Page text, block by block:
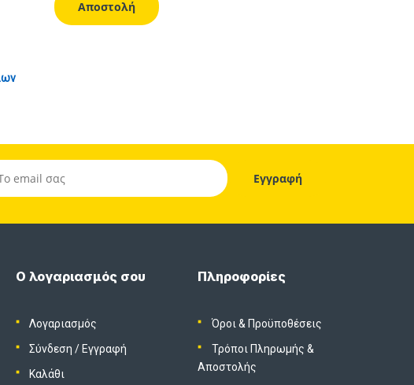
Ο λογαριασμός σου
Λογαριασμός
Σύνδεση / Εγγραφή
Καλάθι
Πληροφορίες
Όροι & Προϋποθέσεις
Τρόποι Πληρωμής &
Αποστολής